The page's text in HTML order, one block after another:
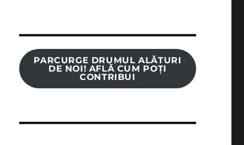
PARCURGE DRUMUL ALĂTURI
DE NOI! AFLĂ CUM POȚI
CONTRIBUI